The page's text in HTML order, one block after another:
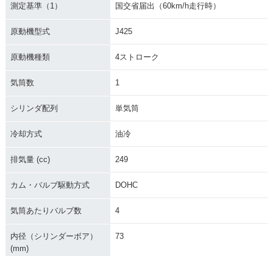
測定基準（1） 国交省届出（60km/h走行時）
原動機型式 J425
原動機種類 4ストローク
気筒数 1
シリンダ配列 単気筒
冷却方式 油冷
排気量 (cc) 249
カム・バルブ駆動方式 DOHC
気筒あたりバルブ数 4
内径（シリンダーボア）
(mm)
73